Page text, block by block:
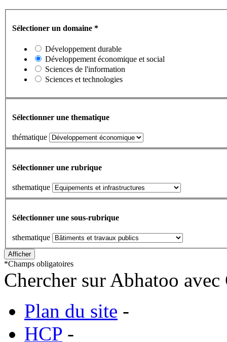
Sélectioner un domaine *
Développement durable
Développement économique et social
Sciences de l'information
Sciences et technologies
Sélectionner une thematique
thématique
Sélectionner une rubrique
sthematique
Sélectionner une sous-rubrique
sthematique
*Champs obligatoires
Chercher sur Abhatoo
Plan du site -
HCP -